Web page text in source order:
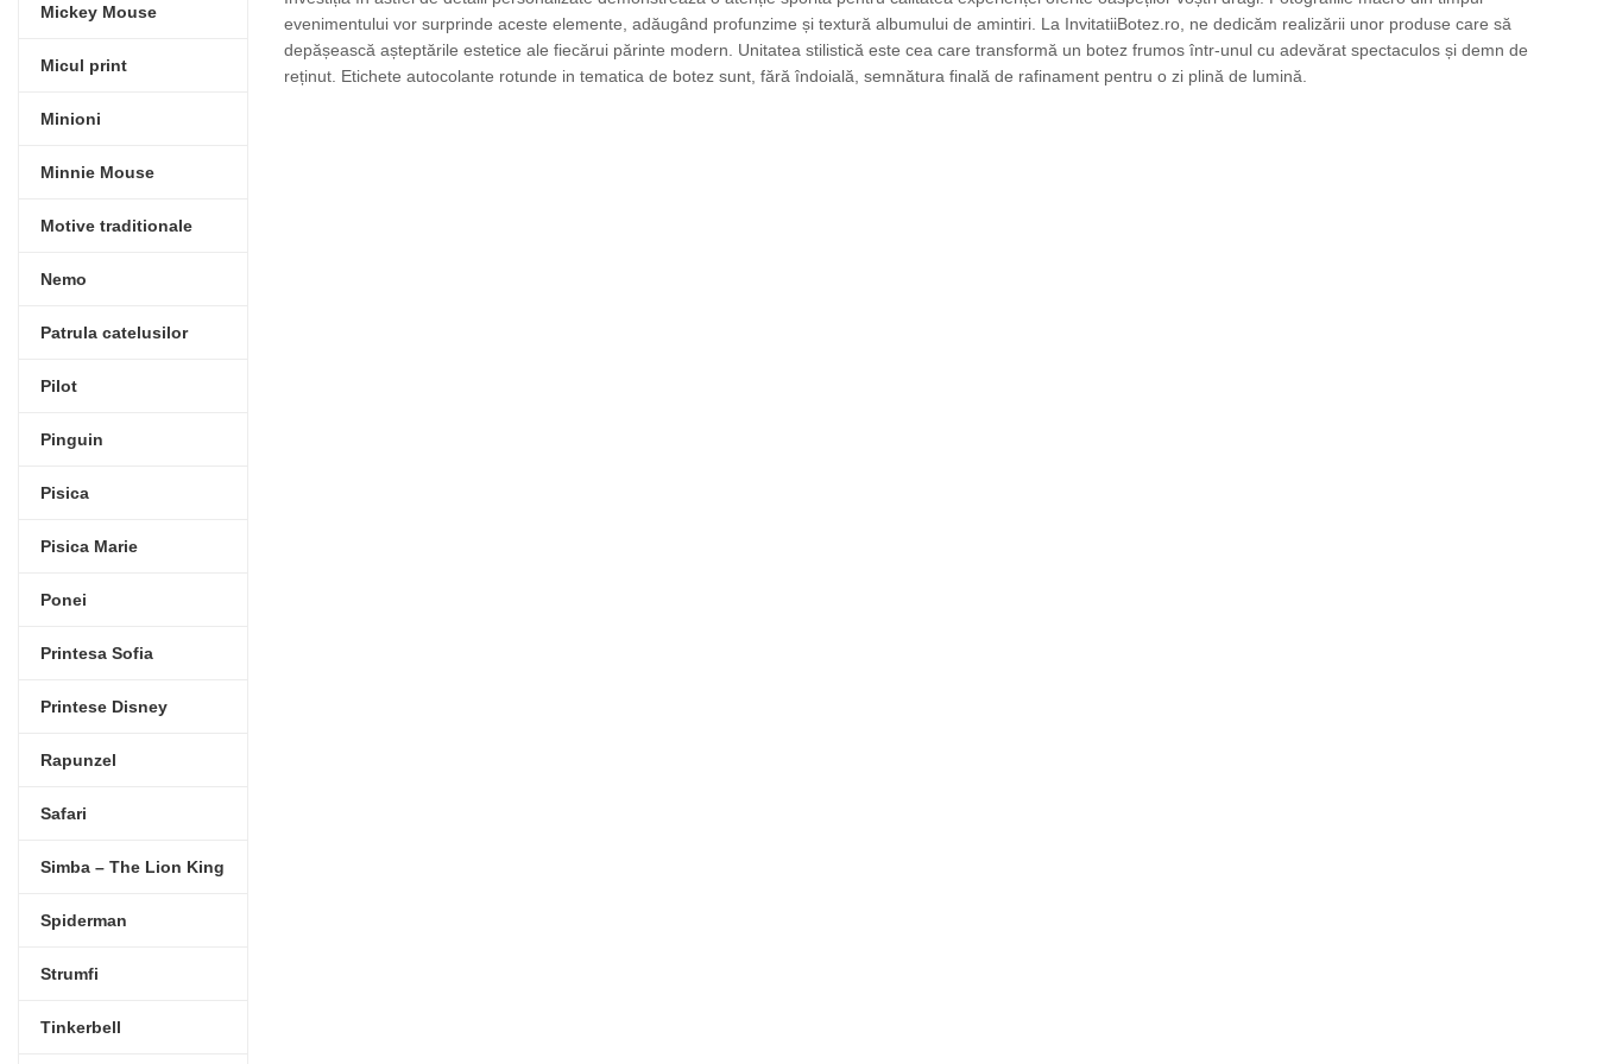
Mickey Mouse
Micul print
Minioni
Minnie Mouse
Motive traditionale
Nemo
Patrula catelusilor
Pilot
Pinguin
Pisica
Pisica Marie
Ponei
Printesa Sofia
Printese Disney
Rapunzel
Safari
Simba – The Lion King
Spiderman
Strumfi
Tinkerbell
evenimentului vor surprinde aceste elemente, adăugând profunzime și textură albumului de amintiri. La InvitatiiBotez.ro, ne dedicăm realizării unor produse care să
depășească așteptările estetice ale fiecărui părinte modern. Unitatea stilistică este cea care transformă un botez frumos într-unul cu adevărat spectaculos și demn de
reținut. Etichete autocolante rotunde in tematica de botez sunt, fără îndoială, semnătura finală de rafinament pentru o zi plină de lumină.